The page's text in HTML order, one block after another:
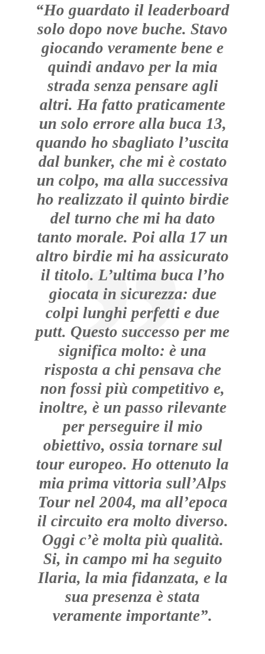
“Ho guardato il leaderboard
solo dopo nove buche. Stavo
giocando veramente bene e
quindi andavo per la mia
strada senza pensare agli
altri. Ha fatto praticamente
un solo errore alla buca 13,
quando ho sbagliato l’uscita
dal bunker, che mi è costato
un colpo, ma alla successiva
ho realizzato il quinto birdie
del turno che mi ha dato
tanto morale. Poi alla 17 un
altro birdie mi ha assicurato
il titolo. L’ultima buca l’ho
giocata in sicurezza: due
colpi lunghi perfetti e due
putt. Questo successo per me
significa molto: è una
risposta a chi pensava che
non fossi più competitivo e,
inoltre, è un passo rilevante
per perseguire il mio
obiettivo, ossia tornare sul
tour europeo. Ho ottenuto la
mia prima vittoria sull’Alps
Tour nel 2004, ma all’epoca
il circuito era molto diverso.
Oggi c’è molta più qualità.
Si, in campo mi ha seguito
Ilaria, la mia fidanzata, e la
sua presenza è stata
veramente importante”.